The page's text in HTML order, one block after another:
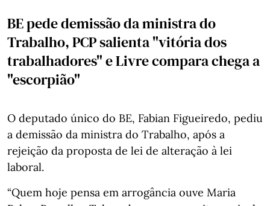
BE pede demissão da ministra do
Trabalho, PCP salienta "vitória dos
trabalhadores" e Livre compara chega a
"escorpião"
O deputado único do BE, Fabian Figueiredo, pediu
a demissão da ministra do Trabalho, após a
rejeição da proposta de lei de alteração à lei
laboral.
“Quem hoje pensa em arrogância ouve Maria